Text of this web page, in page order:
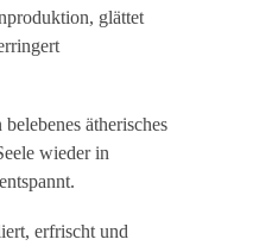
glättet
ätherisches
wieder in
erfrischt und